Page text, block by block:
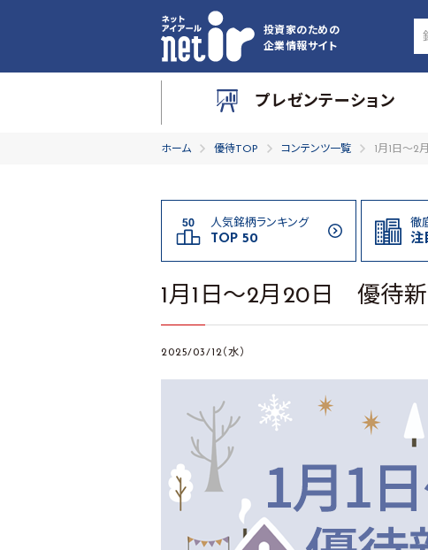
投資家のための
企業情報サイト
プレゼンテーション
ホーム 優待TOP コンテンツ一覧 1月1日～
人気銘柄ランキング
TOP 50
徹
注
1月1日～2月20日 優待
2025/03/12（水）